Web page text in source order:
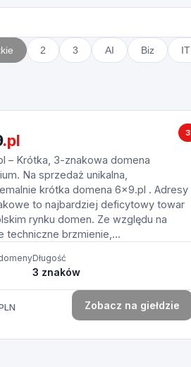
2 3 AI Biz IT
3
.pl
– Krótka, 3-znakowa domena
Na sprzedaż unikalna,
krótka domena 6x9.pl . Adresy
to najbardziej deficytowy towar
rynku domen. Ze względu na
techniczne brzmienie,...
Długość
3 znaków
Zobacz na giełdzie